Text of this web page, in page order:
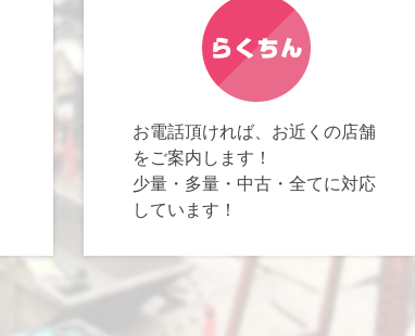
お電話頂ければ、お近くの店舗
をご案内します！
少量・多量・中古・全てに対応
しています！